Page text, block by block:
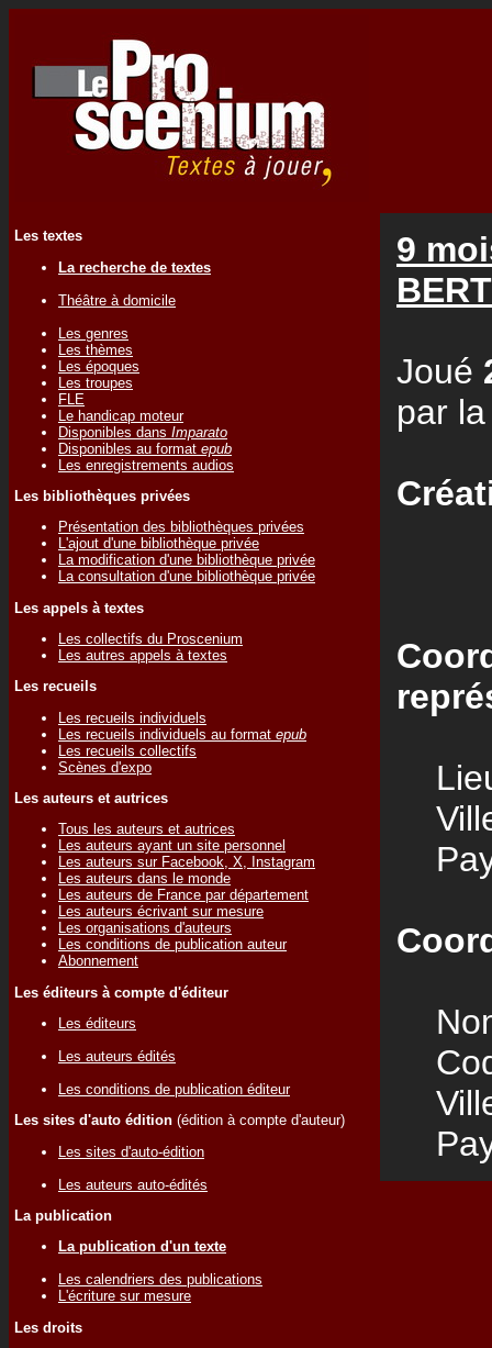
Les textes
La recherche de textes
Théâtre à domicile
Les genres
Les thèmes
Les époques
Les troupes
FLE
Le handicap moteur
Disponibles dans Imparato
Disponibles au format epub
Les enregistrements audios
Les bibliothèques privées
Présentation des bibliothèques privées
L'ajout d'une bibliothèque privée
La modification d'une bibliothèque privée
La consultation d'une bibliothèque privée
Les appels à textes
Les collectifs du Proscenium
Les autres appels à textes
Les recueils
Les recueils individuels
Les recueils individuels au format epub
Les recueils collectifs
Scènes d'expo
Les auteurs et autrices
Tous les auteurs et autrices
Les auteurs ayant un site personnel
Les auteurs sur Facebook, X, Instagram
Les auteurs dans le monde
Les auteurs de France par département
Les auteurs écrivant sur mesure
Les organisations d'auteurs
Les conditions de publication auteur
Abonnement
Les éditeurs à compte d'éditeur
Les éditeurs
Les auteurs édités
Les conditions de publication éditeur
Les sites d'auto édition (édition à compte d'auteur)
Les sites d'auto-édition
Les auteurs auto-édités
La publication
La publication d'un texte
Les calendriers des publications
L'écriture sur mesure
Les droits
9
Joué
par